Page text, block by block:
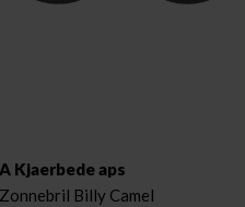
A Kjaerbede aps
Zonnebril Billy Camel